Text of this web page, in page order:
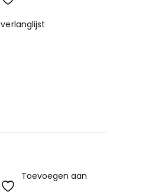
verlanglijst
Toevoegen aan